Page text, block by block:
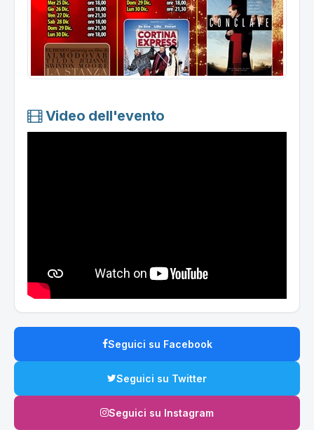
Video dell'evento
Seguici su Facebook
Seguici su Twitter
Seguici su Instagram